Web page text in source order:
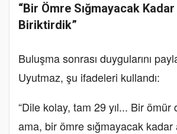
“Bir Ömre Sığmayacak Kadar
Biriktirdik”
Buluşma sonrası duygularını
Uyutmaz, şu ifadeleri kullandı:
“Dile kolay, tam 29 yıl... Bir ömür
ama, bir ömre sığmayacak kadar